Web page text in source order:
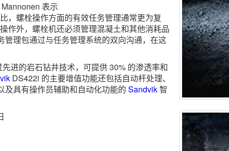
表示
，螺栓操作方面的有效任务管理通常更为复
作外，螺栓机还必须管理混凝土和其他消耗品
理包通过与任务管理系统的双向沟通，在这
进的岩石钻井技术，可提供 30% 的渗透率和
DS422i 的主要增值功能还包括自动杆处理、
及具有操作员辅助和自动化功能的 Sandvik智